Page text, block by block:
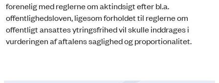
forenelig med reglerne om aktindsigt efter bl.a.
offentlighedsloven, ligesom forholdet til reglerne om
offentligt ansattes ytringsfrihed vil skulle inddrages i
vurderingen af aftalens saglighed og proportionalitet.